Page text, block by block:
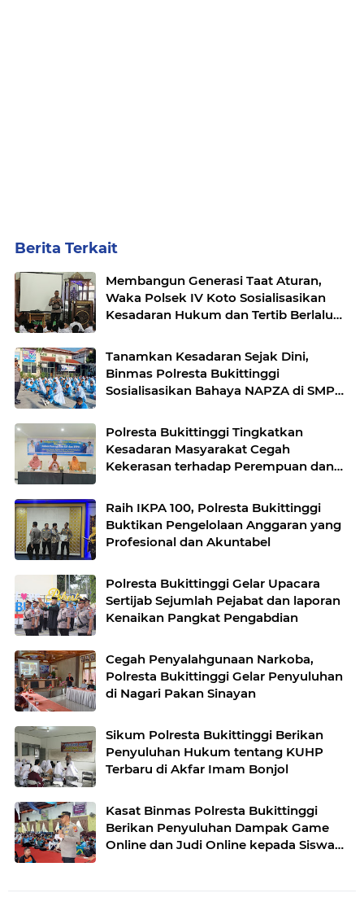
Berita Terkait
Membangun Generasi Taat Aturan,
Waka Polsek IV Koto Sosialisasikan
Kesadaran Hukum dan Tertib Berlalu
Tanamkan Kesadaran Sejak Dini,
Binmas Polresta Bukittinggi
Sosialisasikan Bahaya NAPZA di SMPN
Polresta Bukittinggi Tingkatkan
Kesadaran Masyarakat Cegah
Kekerasan terhadap Perempuan dan
Raih IKPA 100, Polresta Bukittinggi
Buktikan Pengelolaan Anggaran yang
Profesional dan Akuntabel
Polresta Bukittinggi Gelar Upacara
Sertijab Sejumlah Pejabat dan laporan
Kenaikan Pangkat Pengabdian
Cegah Penyalahgunaan Narkoba,
Polresta Bukittinggi Gelar Penyuluhan
di Nagari Pakan Sinayan
Sikum Polresta Bukittinggi Berikan
Penyuluhan Hukum tentang KUHP
Terbaru di Akfar Imam Bonjol
Kasat Binmas Polresta Bukittinggi
Berikan Penyuluhan Dampak Game
Online dan Judi Online kepada Siswa